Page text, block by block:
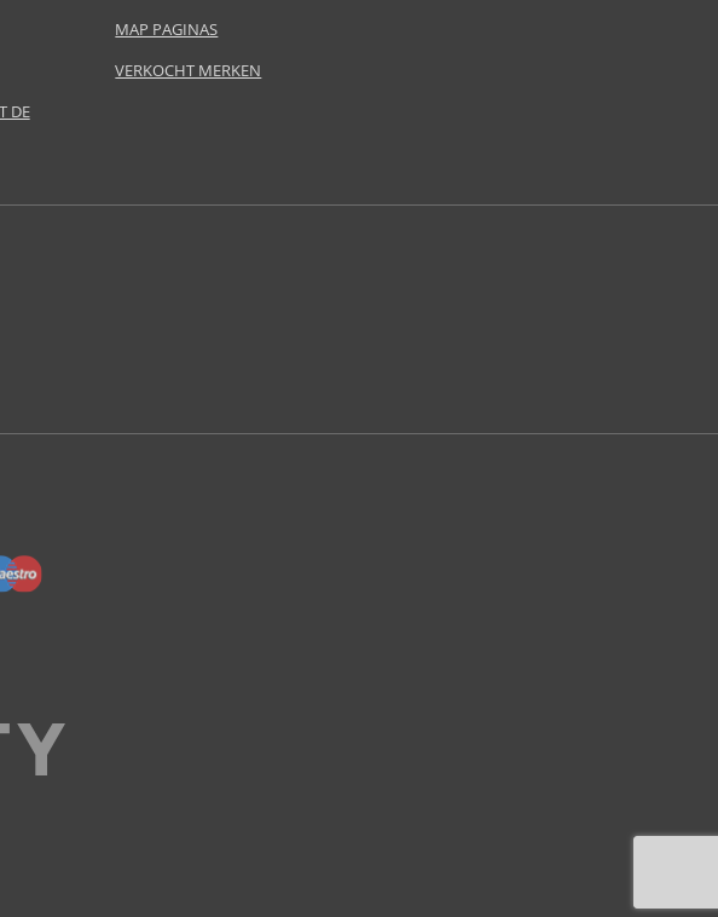
DE
MAP PAGINAS
VERKOCHT MERKEN